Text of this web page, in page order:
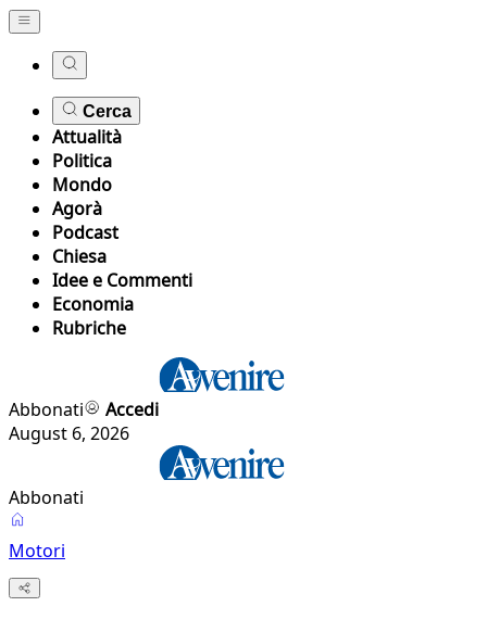
Cerca
Attualità
Politica
Mondo
Agorà
Podcast
Chiesa
Idee e Commenti
Economia
Rubriche
Abbonati
Accedi
August 6, 2026
Abbonati
Motori